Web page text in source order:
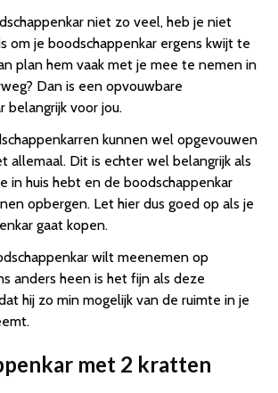
niet zo veel, heb je niet
om je boodschappenkar ergens kwijt te
plan hem vaak met je mee te nemen in
Dan is een opvouwbare
belangrijk voor jou.
kunnen wel opgevouwen
allemaal. Dit is echter wel belangrijk als
in huis hebt en de boodschappenkar
opbergen. Let hier dus goed op als je
gaat kopen.
wilt meenemen op
anders heen is het fijn als deze
hij zo min mogelijk van de ruimte in je
met 2 kratten